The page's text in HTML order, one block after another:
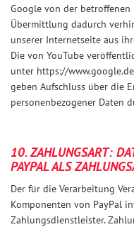
Google von der
Übermittlung dadurch
unserer Internetseite aus
Die von YouTube
unter https://
geben Aufschluss über die
personenbezogener Daten
10. ZAHLUNGSART:
PAYPAL ALS
Der für die Verarbeitung
Komponenten von PayPal
Zahlungsdienstleister.